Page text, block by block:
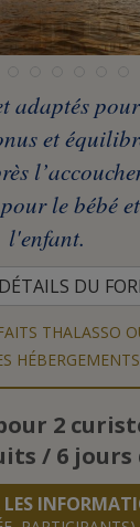
adaptés
et
le bébé
l'enfant.
DU
THALASSO
HÉBERGEMENTS
2
/ 6 jours
LES